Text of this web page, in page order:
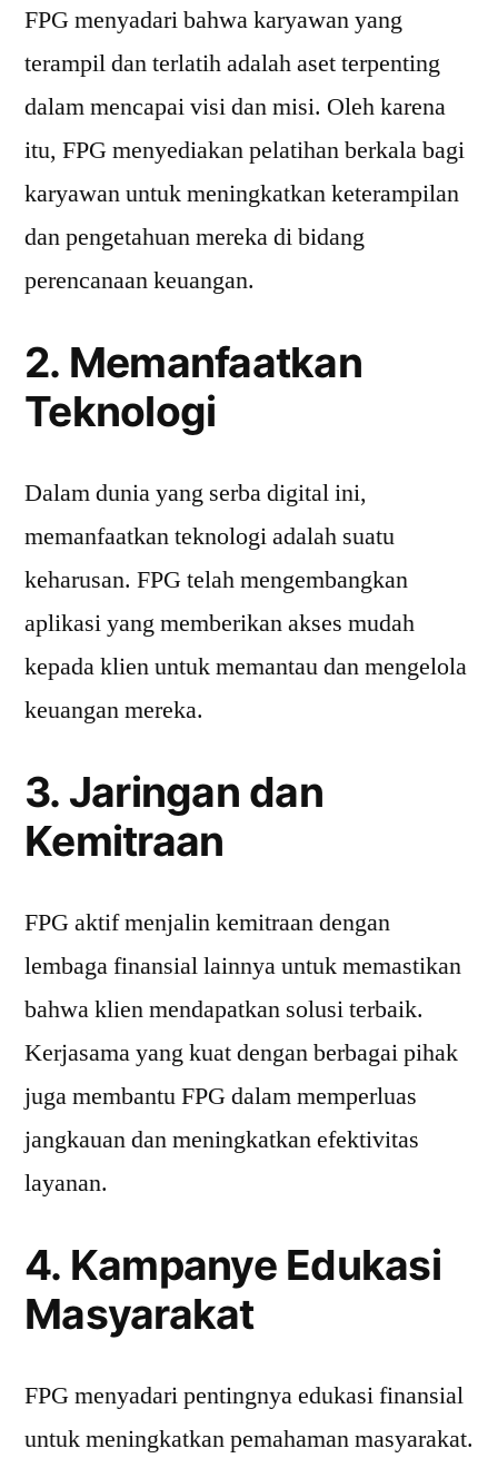
FPG menyadari bahwa karyawan yang
terampil dan terlatih adalah aset terpenting
dalam mencapai visi dan misi. Oleh karena
itu, FPG menyediakan pelatihan berkala bagi
karyawan untuk meningkatkan keterampilan
dan pengetahuan mereka di bidang
perencanaan keuangan.
2. Memanfaatkan
Teknologi
Dalam dunia yang serba digital ini,
memanfaatkan teknologi adalah suatu
keharusan. FPG telah mengembangkan
aplikasi yang memberikan akses mudah
kepada klien untuk memantau dan mengelola
keuangan mereka.
3. Jaringan dan
Kemitraan
FPG aktif menjalin kemitraan dengan
lembaga finansial lainnya untuk memastikan
bahwa klien mendapatkan solusi terbaik.
Kerjasama yang kuat dengan berbagai pihak
juga membantu FPG dalam memperluas
jangkauan dan meningkatkan efektivitas
layanan.
4. Kampanye Edukasi
Masyarakat
FPG menyadari pentingnya edukasi finansial
untuk meningkatkan pemahaman masyarakat.